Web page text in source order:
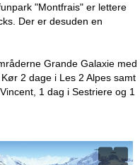
"Montfrais" er lettere
Der er desuden en
Grande Galaxie med
2 dage i Les 2 Alpes samt
1 dag i Sestriere og 1